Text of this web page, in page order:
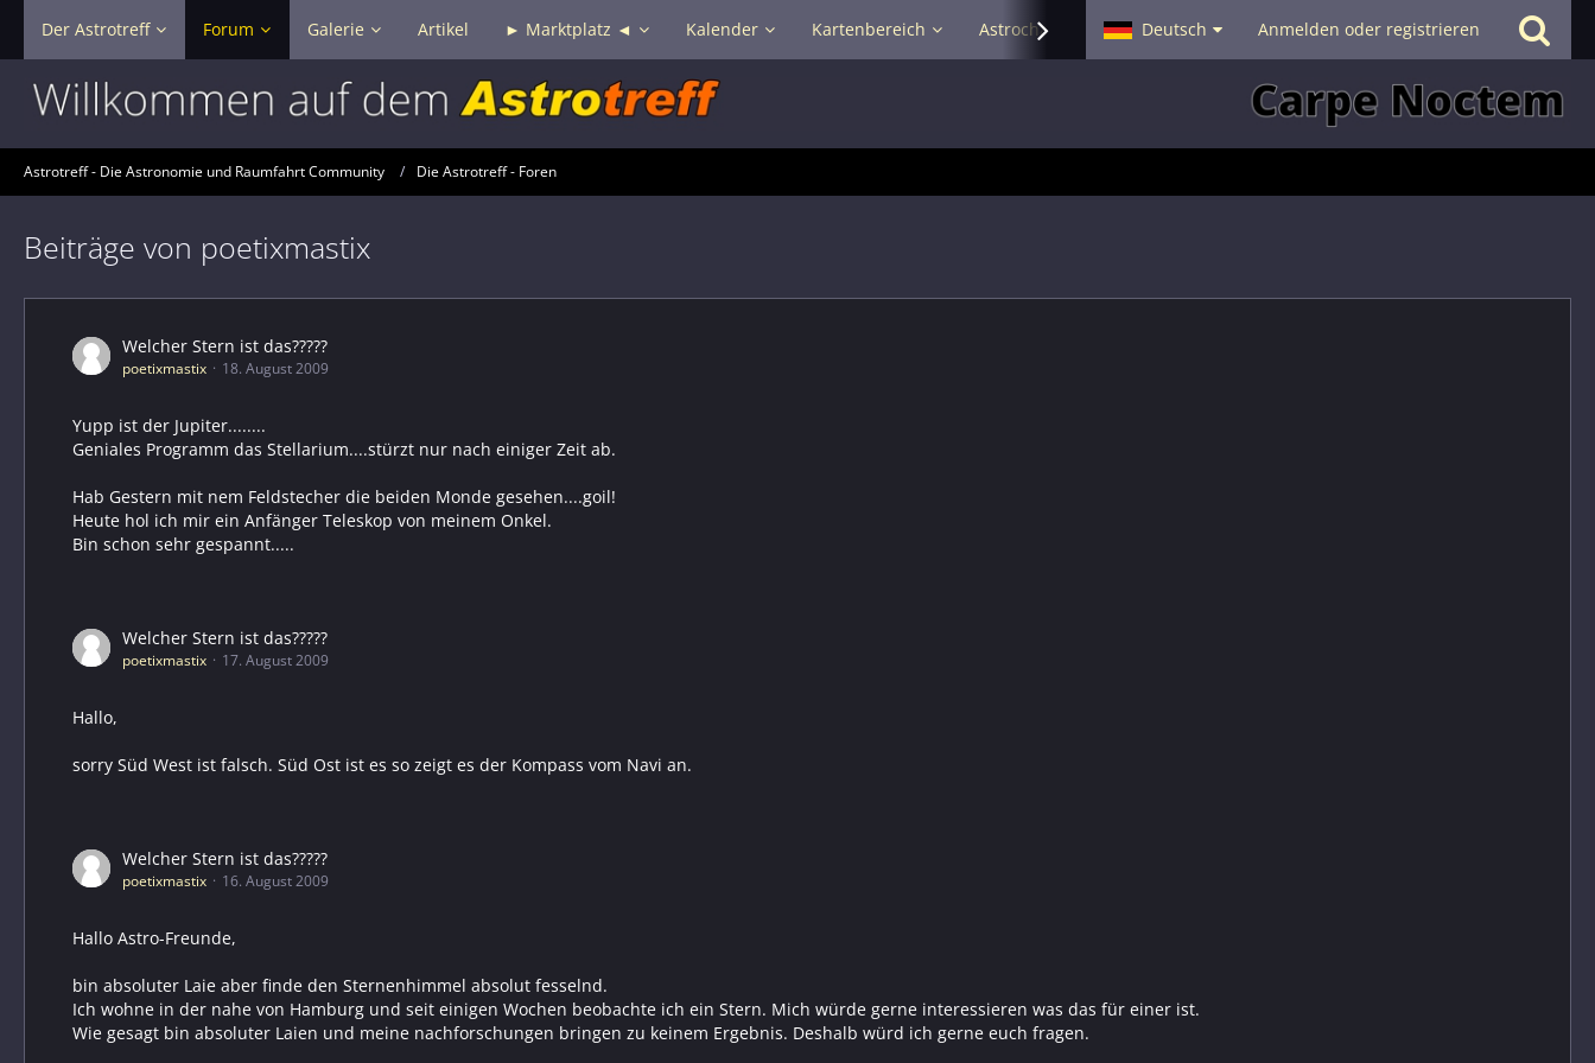
Der Astrotreff Forum Galerie Artikel ► Marktplatz ◄ Kalender Kartenbereich Astrochat - Smalltalk Hilfe
Deutsch Anmelden oder registrieren
Astrotreff - Die Astronomie und Raumfahrt Community Die Astrotreff - Foren
Beiträge von poetixmastix
Welcher Stern ist das?????
poetixmastix 18. August 2009
Yupp ist der Jupiter........
Geniales Programm das Stellarium....stürzt nur nach einiger Zeit ab.
Hab Gestern mit nem Feldstecher die beiden Monde gesehen....goil!
Heute hol ich mir ein Anfänger Teleskop von meinem Onkel.
Bin schon sehr gespannt.....
Welcher Stern ist das?????
poetixmastix 17. August 2009
Hallo,
sorry Süd West ist falsch. Süd Ost ist es so zeigt es der Kompass vom Navi an.
Welcher Stern ist das?????
poetixmastix 16. August 2009
Hallo Astro-Freunde,
bin absoluter Laie aber finde den Sternenhimmel absolut fesselnd.
Ich wohne in der nahe von Hamburg und seit einigen Wochen beobachte ich ein Stern. Mich würde gerne interessieren was das für einer ist.
Wie gesagt bin absoluter Laien und meine nachforschungen bringen zu keinem Ergebnis. Deshalb würd ich gerne euch fragen.